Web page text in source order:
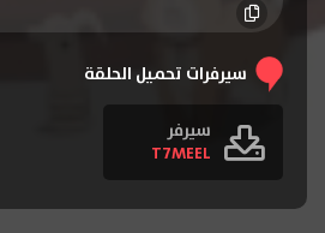
سيرفرات تحميل الحلقة
سيرفر
T7MEEL